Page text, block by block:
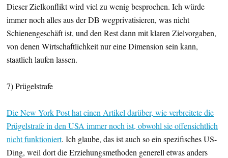
Dieser Zielkonflikt wird viel zu wenig besprochen. Ich würde
immer noch alles aus der DB wegprivatisieren, was nicht
Schienengeschäft ist, und den Rest dann mit klaren Zielvorgaben,
von denen Wirtschaftlichkeit nur eine Dimension sein kann,
staatlich laufen lassen.
7) Prügelstrafe
Die New York Post hat einen Artikel darüber, wie verbreitete die
Prügelstrafe in den USA immer noch ist, obwohl sie offensichtlich
nicht funktioniert. Ich glaube, das ist auch so ein spezifisches US-
Ding, weil dort die Erziehungsmethoden generell etwas anders